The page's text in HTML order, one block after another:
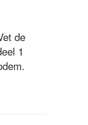
de
1